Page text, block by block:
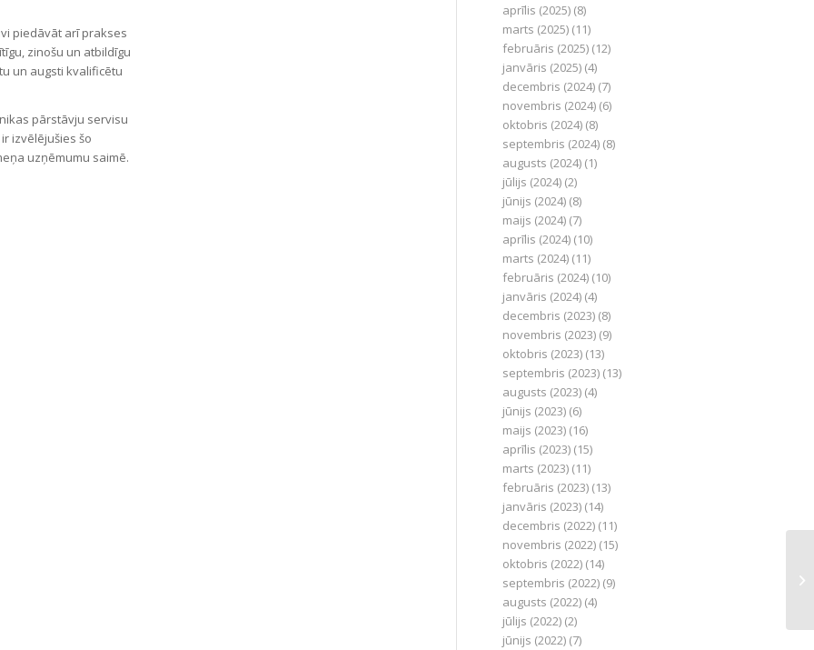
piedāvāt arī prakses
zinošu un atbildīgu
un augsti kvalificētu
pārstāvju servisu
izvēlējušies šo
uzņēmumu saimē.
aprīlis (2025) (8)
marts (2025) (11)
februāris (2025) (12)
janvāris (2025) (4)
decembris (2024) (7)
novembris (2024) (6)
oktobris (2024) (8)
septembris (2024) (8)
augusts (2024) (1)
jūlijs (2024) (2)
jūnijs (2024) (8)
maijs (2024) (7)
aprīlis (2024) (10)
marts (2024) (11)
februāris (2024) (10)
janvāris (2024) (4)
decembris (2023) (8)
novembris (2023) (9)
oktobris (2023) (13)
septembris (2023) (13)
augusts (2023) (4)
jūnijs (2023) (6)
maijs (2023) (16)
aprīlis (2023) (15)
marts (2023) (11)
februāris (2023) (13)
janvāris (2023) (14)
decembris (2022) (11)
novembris (2022) (15)
oktobris (2022) (14)
septembris (2022) (9)
augusts (2022) (4)
jūlijs (2022) (2)
jūnijs (2022) (7)